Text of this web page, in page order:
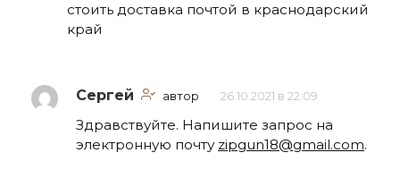
стоить доставка почтой в краснодарский
край
Сергей автор 26.10.2021 в 22:09
Здравствуйте. Напишите запрос на
электронную почту zipgun18@gmail.com.